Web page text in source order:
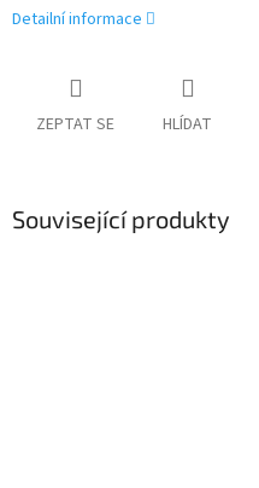
Detailní informace
ZEPTAT SE HLÍDAT
Související produkty